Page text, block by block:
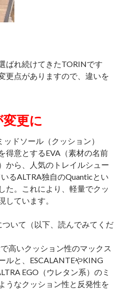
ばれ続けてきたTORINです
更点がありますので、違いを
更に
ドソール（クッション）
得意とするEVA（素材の名前
から、人気のトレイルシュー
るALTRA独自のQuanticとい
た。これにより、軽量でクッ
しています。
いて（以下、読んでみてくだ
高いクッション性のマックス
ルと、ESCALANTEやKING
EGO（ウレタン系）のミ
うなクッション性と反発性を